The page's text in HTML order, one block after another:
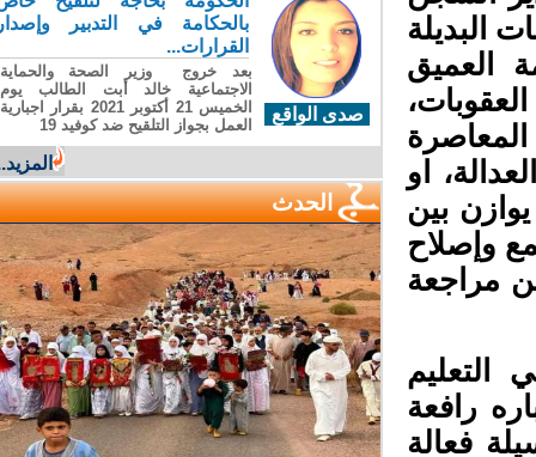
البديلة
العميق
او
بين
وإصلاح
مراجعة
رافعة
فعالة
صدى الواقع
بالحكامة في التدبير وإصدار
القرارات...
بعد خروج وزير الصحة والحماية
الاجتماعية خالد أبت الطالب يوم
الخميس 21 أكتوبر 2021 بقرار اجبارية
العمل بجواز التلقيح ضد كوفيد 19
المزيد...
الحدث